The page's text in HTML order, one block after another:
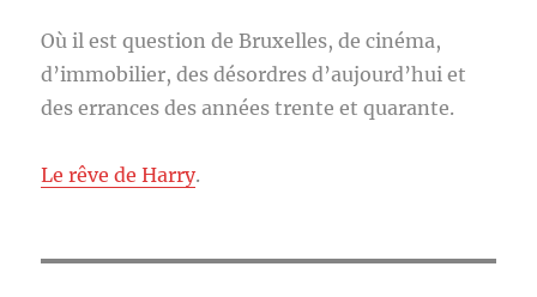
Où il est question de Bruxelles, de cinéma,
d’immobilier, des désordres d’aujourd’hui et
des errances des années trente et quarante.
Le rêve de Harry.